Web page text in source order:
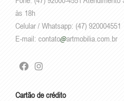
às 18h
Celular / Whatsapp: (47) 920004551
E-mail: contato artmobilia.com.br
Cartão de crédito